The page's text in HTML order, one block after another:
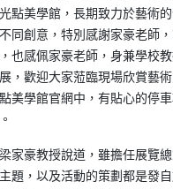
點美學館，長期致力於藝術
同創意，特別感謝家豪老師
也感佩家豪老師，身兼學校
，歡迎大家蒞臨現場欣賞
美學館官網中，有貼心的停
家豪教授說道，雖擔任展覽
題，以及活動的策劃都是發